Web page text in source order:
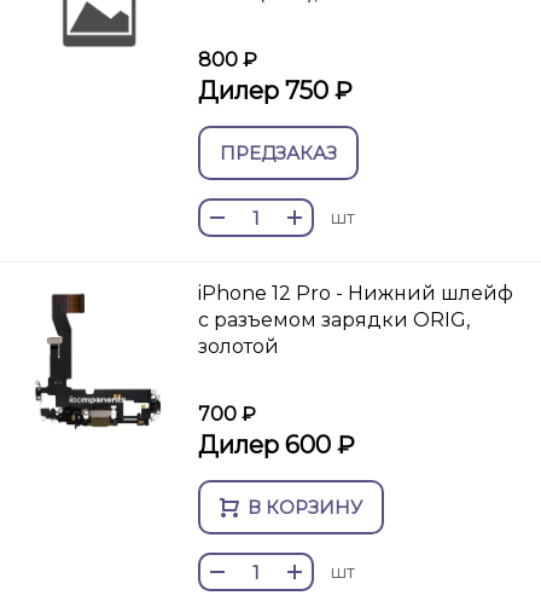
800 ₽
Дилер 750 ₽
ПРЕДЗАКАЗ
шт
iPhone 12 Pro - Нижний шлейф
с разъемом зарядки ORIG,
золотой
700 ₽
Дилер 600 ₽
В КОРЗИНУ
шт